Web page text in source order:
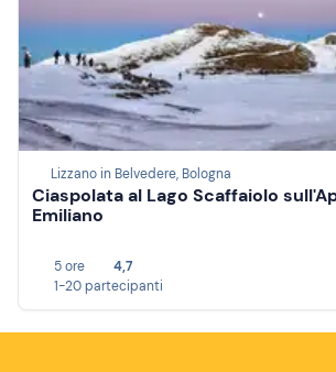
Lizzano in Belvedere, Bologna
Ciaspolata al Lago Scaffaiolo
Emiliano
5 ore
4,7
1-20 partecipanti